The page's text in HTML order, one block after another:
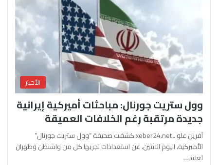
الأخبار
وول ستريت جورنال: مباحثات أميركية إيرانية
جديدة مرتقبة رغم الخلافات العميقة
آفرين علو ـ xeber24.net كشفت صحيفة “وول ستريت جورنال”
الأميركية، اليوم الاثنين، عن استعدادات تجريها كل من واشنطن وطهران
لعقد…